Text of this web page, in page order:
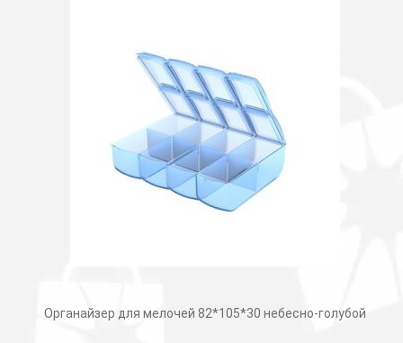
Органайзер для мелочей 82*105*30 небесно-голубой